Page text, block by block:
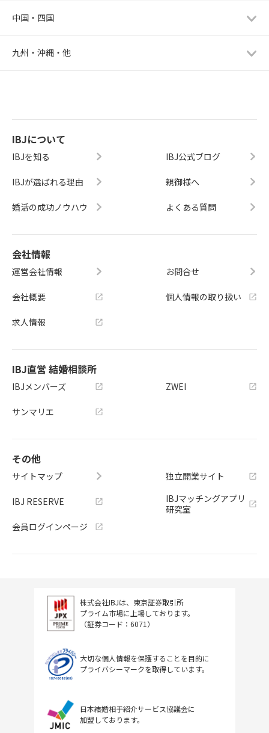
中国・四国
九州・沖縄・他
IBJについて
IBJを知る
IBJが選ばれる理由
婚活の成功ノウハウ
IBJ公式ブログ
親御様へ
よくある質問
会社情報
運営会社情報
会社概要
求人情報
お問合せ
個人情報の取り扱い
IBJ直営 結婚相談所
IBJメンバーズ
サンマリエ
ZWEI
その他
サイトマップ
IBJ RESERVE
会員ログインページ
独立開業サイト
IBJマッチングアプリ
研究室
株式会社IBJは、東京証券取引所
プライム市場に上場しております。
（証券コード：6071）
大切な個人情報を保護することを目的に
プライバシーマークを取得しています。
日本結婚相手紹介サービス協議会に
加盟しております。